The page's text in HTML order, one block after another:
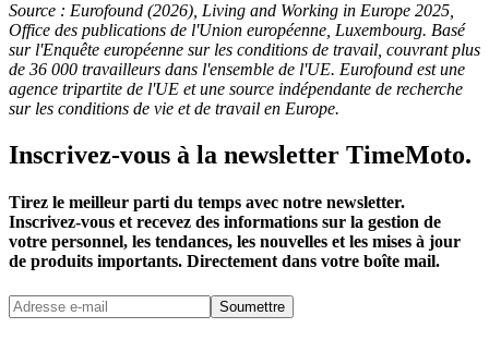
Source : Eurofound (2026), Living and Working in Europe 2025,
Office des publications de l'Union européenne, Luxembourg. Basé
sur l'Enquête européenne sur les conditions de travail, couvrant plus
de 36 000 travailleurs dans l'ensemble de l'UE. Eurofound est une
agence tripartite de l'UE et une source indépendante de recherche
sur les conditions de vie et de travail en Europe.
Inscrivez-vous à la newsletter TimeMoto.
Tirez le meilleur parti du temps avec notre newsletter.
Inscrivez-vous et recevez des informations sur la gestion de
votre personnel, les tendances, les nouvelles et les mises à jour
de produits importants. Directement dans votre boîte mail.
Soumettre